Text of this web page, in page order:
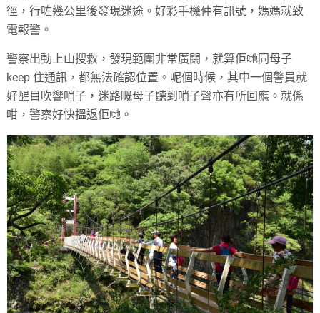
徑，行咗幾公里後發現迷途。好彩手機仲有訊號，媽媽就致
電報警。
警察出動上山搜救，發現範圍非常廣闊，就算佢哋同母子
keep 住通訊，都無法確認位置。呢個時候，其中一個警員就
好醒目吹響哨子，迷路嘅母子聽到哨子聲亦有所回應。就係
咁，警察好快搵返佢哋。